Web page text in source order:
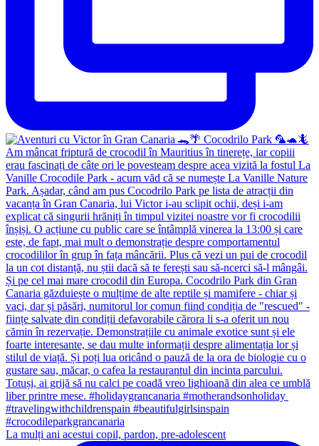
La mulți ani acestui copil, pardon, pre-adolescent